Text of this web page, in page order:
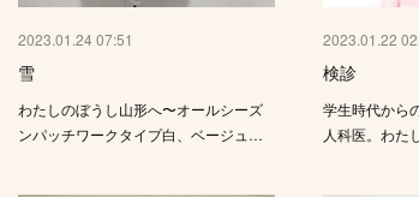
2023.01.24 07:51
雪
わたしのぼうし山形へ〜オールシーズ
ンパッチワークタイプ白、ベージュ…
2023.01.22
検診
学生時代から
人科医。わた